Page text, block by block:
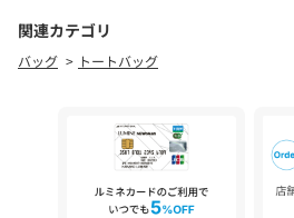
関連カテゴリ
バッグ トートバッグ